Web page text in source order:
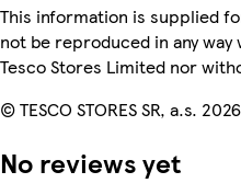
This information is supplied
not be reproduced in any
Tesco Stores Limited nor
© TESCO STORES SR, a.s. 2026
No reviews yet